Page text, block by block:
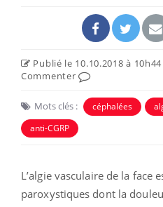
Publié le 10.10.2018 à 10h44
Commenter
Mots clés : céphalées
anti-CGRP
L’algie vasculaire de la face
paroxystiques dont la